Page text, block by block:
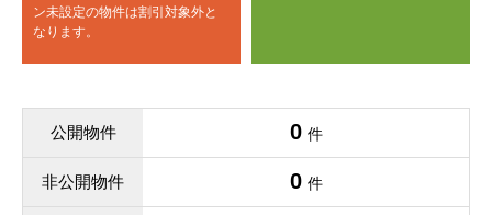
ン未設定の物件は割引対象外と
なります。
公開物件 0 件
非公開物件 0 件